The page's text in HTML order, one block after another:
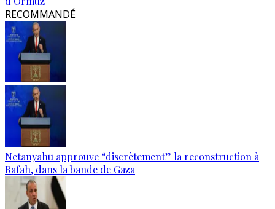
RECOMMANDÉ
Netanyahu approuve “discrètement” la reconstruction à
Rafah, dans la bande de Gaza